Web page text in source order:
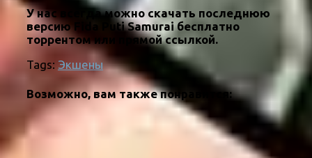
У нас всегда можно скачать последнюю
версию Fida Puti Samurai бесплатно
торрентом или прямой ссылкой.
Tags: Экшены
Возможно, вам также понравится: